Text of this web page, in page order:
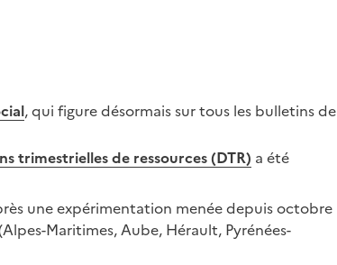
, qui figure désormais sur tous les bulletins de
trimestrielles de ressources (DTR) a été
une expérimentation menée depuis octobre
Maritimes, Aube, Hérault, Pyrénées-